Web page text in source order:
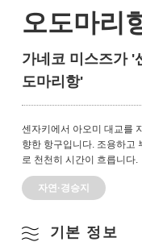
오도마리
가네코 미스즈가 '
도마리항'
센자키에서 아오미 대교를
향한 항구입니다. 조용하고
로 천천히 시간이 흐릅니다.
자연·경승지
기본 정보